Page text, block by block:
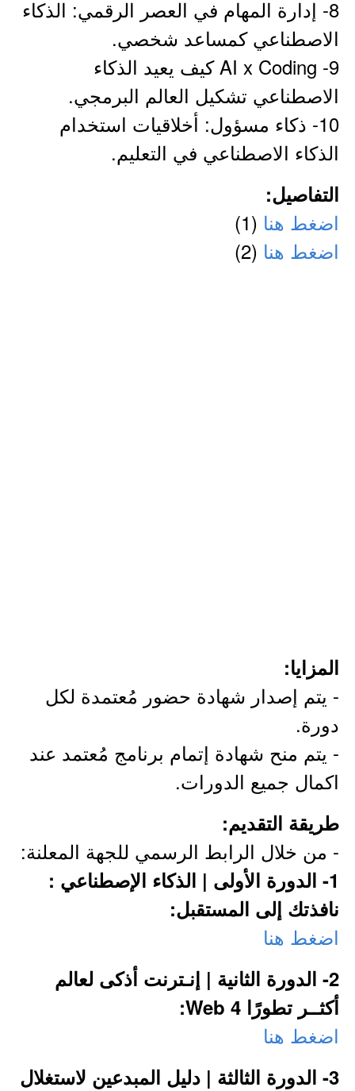
8- إدارة المهام في العصر الرقمي: الذكاء
الاصطناعي كمساعد شخصي.
9- AI x Coding كيف يعيد الذكاء
الاصطناعي تشكيل العالم البرمجي.
10- ذكاء مسؤول: أخلاقيات استخدام
الذكاء الاصطناعي في التعليم.
التفاصيل:
اضغط هنا (1)
اضغط هنا (2)
المزايا:
- يتم إصدار شهادة حضور مُعتمدة لكل
دورة.
- يتم منح شهادة إتمام برنامج مُعتمد عند
اكمال جميع الدورات.
طريقة التقديم:
- من خلال الرابط الرسمي للجهة المعلنة:
1- الدورة الأولى | الذكاء الإصطناعي :
نافذتك إلى المستقبل:
اضغط هنا
2- الدورة الثانية | إنـترنت أذكى لعالم
أكثــر تطورًا Web 4:
اضغط هنا
3- الدورة الثالثة | دليل المبدعين لاستغلال